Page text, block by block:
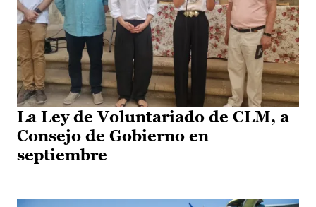
La Ley de Voluntariado de CLM, a
Consejo de Gobierno en
septiembre